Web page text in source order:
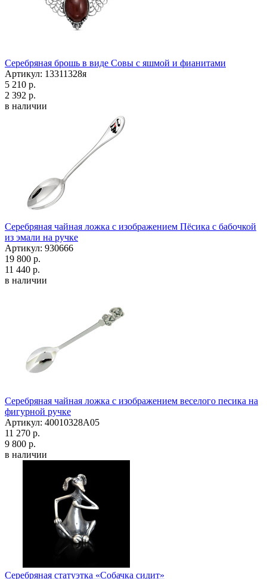
Серебряная брошь в виде Совы с яшмой и фианитами
Артикул: 13311328я
5 210 р.
2 392 р.
в наличии
Серебряная чайная ложка с изображением Пёсика с бабочкой
из эмали на ручке
Артикул: 930666
19 800 р.
11 440 р.
в наличии
Серебряная чайная ложка с изображением веселого песика на
фигурной ручке
Артикул: 40010328А05
11 270 р.
9 800 р.
в наличии
Серебряная статуэтка «Собачка сидит»